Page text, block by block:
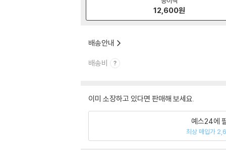
12,600원
배송안내
배송비
이미 소장하고 있다면 판매해 보세요.
예스24에
최상 매입가